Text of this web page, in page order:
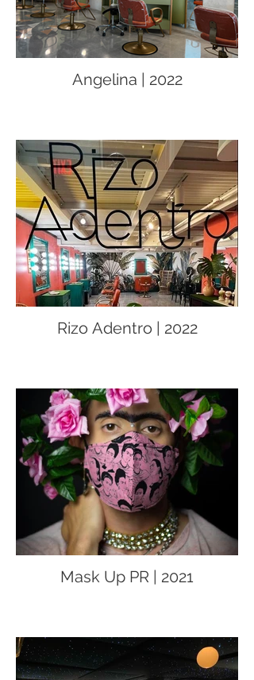
Angelina | 2022
Rizo Adentro | 2022
Mask Up PR | 2021